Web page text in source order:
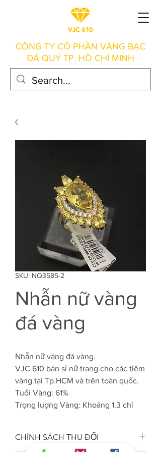
CÔNG TY CỔ PHẦN VÀNG BẠC
ĐÁ QUÝ TP. HỒ CHÍ MINH
SKU: NQ3585-2
Nhẫn nữ vàng
đá vàng
Nhẫn nữ vàng đá vàng.
VJC 610 bán sỉ nữ trang cho các tiệm
vàng tại Tp.HCM và trên toàn quốc.
Tuổi Vàng: 61%
Trọng lượng Vàng: Khoảng 1.3 chỉ
CHÍNH SÁCH THU ĐỔI